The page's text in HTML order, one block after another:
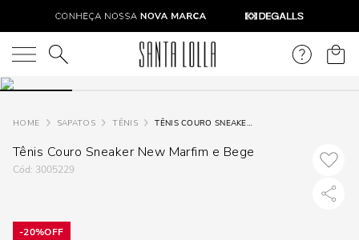
O que você está procurando?
SAPATOS TÊNIS TÊNIS COURO SNEAKER NEW MARFIM E BEGE
Tênis Couro Sneaker New Marfim e Bege
: 3005229
20%